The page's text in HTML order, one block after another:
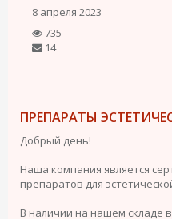
8 апреля 2023
735
14
ПРЕПАРАТЫ
Добрый день!
Наша компания является
препаратов для
В наличии на нашем складе